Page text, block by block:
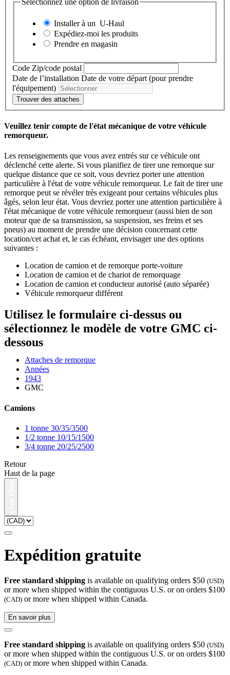
Sélectionnez une option de livraison
Installer à un U-Haul
Expédiez-moi les produits
Prendre en magasin
Code Zip/code postal
Date de l’installation Date de votre départ (pour prendre
l'équipement)
Trouver des attaches
Veuillez tenir compte de l'état mécanique de votre véhicule
remorqueur.
Les renseignements que vous avez entrés sur ce véhicule ont
déclenché cette alerte. Si vous planifiez de tirer une remorque sur
quelque distance que ce soit, vous devriez porter une attention
particulière à l'état de votre véhicule remorqueur. Le fait de tirer une
remorque peut se révéler très exigeant pour certains véhicules plus
âgés, selon leur état. Vous devriez porter une attention particulière à
l'état mécanique de votre véhicule remorqueur (aussi bien de son
moteur que de sa transmission, sa suspension, ses freins et ses
pneus) au moment de prendre une décision concernant cette
location/cet achat et, le cas échéant, envisager une des options
suivantes :
Location de camion et de remorque porte-voiture
Location de camion et de chariot de remorquage
Location de camion et conducteur autorisé (auto séparée)
Véhicule remorqueur différent
Utilisez le formulaire ci-dessus ou
sélectionnez le modèle de votre GMC ci-
dessous
Attaches de remorque
Années
1943
GMC
Camions
1 tonne 30/35/3500
1/2 tonne 10/15/1500
3/4 tonne 20/25/2500
Retour
Haut de la page
Expédition gratuite
Free standard shipping is available on qualifying orders $50 (USD)
or more when shipped within the contiguous U.S. or on orders $100
(CAD) or more when shipped within Canada.
En savoir plus
Free standard shipping is available on qualifying orders $50 (USD)
or more when shipped within the contiguous U.S. or on orders $100
(CAD) or more when shipped within Canada.